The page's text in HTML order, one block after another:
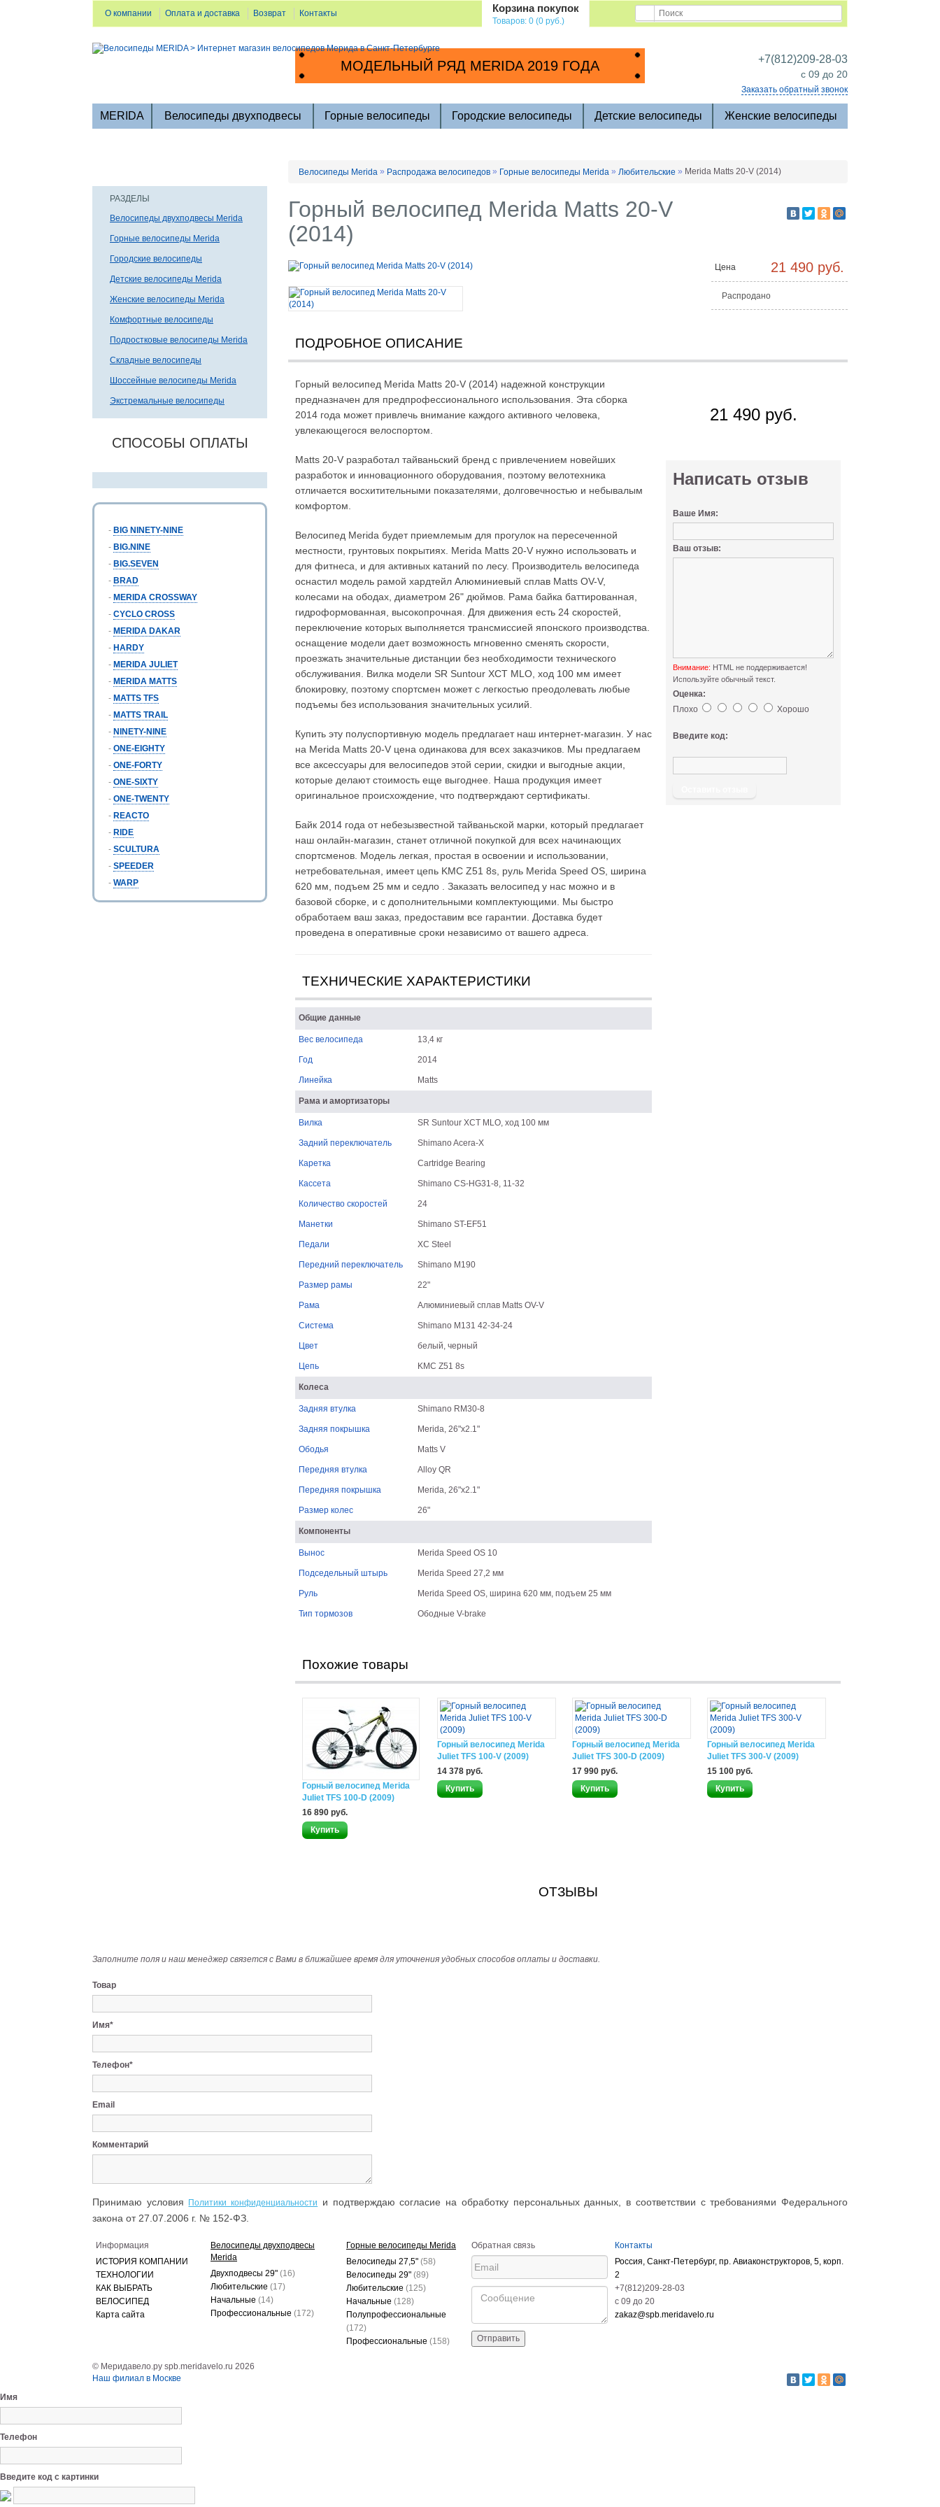
О компании Оплата и доставка Возврат Контакты
МОДЕЛЬНЫЙ РЯД MERIDA 2019 ГОДА
Корзина покупок
Товаров: 0 (0 руб.)
+7(812)209-28-03
c 09 до 20
Заказать обратный звонок
MERIDA Велосипеды двухподвесы Горные велосипеды Городские велосипеды Детские велосипеды Женские велосипеды
РАЗДЕЛЫ
Велосипеды двухподвесы Merida
Горные велосипеды Merida
Городские велосипеды
Детские велосипеды Merida
Женские велосипеды Merida
Комфортные велосипеды
Подростковые велосипеды Merida
Складные велосипеды
Шоссейные велосипеды Merida
Экстремальные велосипеды
СПОСОБЫ ОПЛАТЫ
- BIG NINETY-NINE
- BIG.NINE
- BIG.SEVEN
- BRAD
- MERIDA CROSSWAY
- CYCLO CROSS
- MERIDA DAKAR
- HARDY
- MERIDA JULIET
- MERIDA MATTS
- MATTS TFS
- MATTS TRAIL
- NINETY-NINE
- ONE-EIGHTY
- ONE-FORTY
- ONE-SIXTY
- ONE-TWENTY
- REACTO
- RIDE
- SCULTURA
- SPEEDER
- WARP
Велосипеды Merida » Распродажа велосипедов » Горные велосипеды Merida » Любительские » Merida Matts 20-V (2014)
Горный велосипед Merida Matts 20-V
(2014)
Цена 21 490 руб.
Распродано
ПОДРОБНОЕ ОПИСАНИЕ
Горный велосипед Merida Matts 20-V (2014) надежной конструкции
предназначен для предпрофессионального использования. Эта сборка
2014 года может привлечь внимание каждого активного человека,
увлекающегося велоспортом.
Matts 20-V разработал тайваньский бренд с привлечением новейших
разработок и инновационного оборудования, поэтому велотехника
отличается восхитительными показателями, долговечностью и небывалым
комфортом.
Велосипед Merida будет приемлемым для прогулок на пересеченной
местности, грунтовых покрытиях. Merida Matts 20-V нужно использовать и
для фитнеса, и для активных катаний по лесу. Производитель велосипеда
оснастил модель рамой хардтейл Алюминиевый сплав Matts OV-V,
колесами на ободах, диаметром 26" дюймов. Рама байка баттированная,
гидроформованная, высокопрочная. Для движения есть 24 скоростей,
переключение которых выполняется трансмиссией японского производства.
оснащение модели дает возможность мгновенно сменять скорости,
проезжать значительные дистанции без необходимости технического
обслуживания. Вилка модели SR Suntour XCT MLO, ход 100 мм имеет
блокировку, поэтому спортсмен может с легкостью преодолевать любые
подъемы без использования значительных усилий.
Купить эту полуспортивную модель предлагает наш интернет-магазин. У нас
на Merida Matts 20-V цена одинакова для всех заказчиков. Мы предлагаем
все аксессуары для велосипедов этой серии, скидки и выгодные акции,
которые делают стоимость еще выгоднее. Наша продукция имеет
оригинальное происхождение, что подтверждают сертификаты.
Байк 2014 года от небезызвестной тайваньской марки, который предлагает
наш онлайн-магазин, станет отличной покупкой для всех начинающих
спортсменов. Модель легкая, простая в освоении и использовании,
нетребовательная, имеет цепь KMC Z51 8s, руль Merida Speed OS, ширина
620 мм, подъем 25 мм и седло . Заказать велосипед у нас можно и в
базовой сборке, и с дополнительными комплектующими. Мы быстро
обработаем ваш заказ, предоставим все гарантии. Доставка будет
проведена в оперативные сроки независимо от вашего адреса.
ТЕХНИЧЕСКИЕ ХАРАКТЕРИСТИКИ
Общие данные
Вес велосипеда 13,4 кг
Год 2014
Линейка Matts
Рама и амортизаторы
Вилка SR Suntour XCT MLO, ход 100 мм
Задний переключатель Shimano Acera-X
Каретка Cartridge Bearing
Кассета Shimano CS-HG31-8, 11-32
Количество скоростей 24
Манетки Shimano ST-EF51
Педали XC Steel
Передний переключатель Shimano M190
Размер рамы 22"
Рама Алюминиевый сплав Matts OV-V
Система Shimano M131 42-34-24
Цвет белый, черный
Цепь KMC Z51 8s
Колеса
Задняя втулка Shimano RM30-8
Задняя покрышка Merida, 26"x2.1"
Ободья Matts V
Передняя втулка Alloy QR
Передняя покрышка Merida, 26"x2.1"
Размер колес 26"
Компоненты
Вынос Merida Speed OS 10
Подседельный штырь Merida Speed 27,2 мм
Руль Merida Speed OS, ширина 620 мм, подъем 25 мм
Тип тормозов Ободные V-brake
21 490 руб.
Написать отзыв
Ваше Имя:
Ваш отзыв:
Внимание: HTML не поддерживается!
Используйте обычный текст.
Оценка:
Плохо
Хорошо
Введите код:
Похожие товары
Горный велосипед Merida
Juliet TFS 100-D (2009)
16 890 руб.
Горный велосипед Merida
Juliet TFS 100-V (2009)
14 378 руб.
Горный велосипед Merida
Juliet TFS 300-D (2009)
17 990 руб.
Горный велосипед Merida
Juliet TFS 300-V (2009)
15 100 руб.
ОТЗЫВЫ
Заполните поля и наш менеджер связется с Вами в ближайшее время для уточнения удобных способов оплаты и доставки.
Товар
Имя*
Телефон*
Email
Комментарий
Принимаю условия Политики конфиденциальности
и подтверждаю согласие на обработку персональных данных, в соответствии с требованиями Федерального
закона от 27.07.2006 г. № 152-ФЗ.
Информация
ИСТОРИЯ КОМПАНИИ
ТЕХНОЛОГИИ
КАК ВЫБРАТЬ
ВЕЛОСИПЕД
Карта сайта
Велосипеды двухподвесы
Merida
Двухподвесы 29" (16)
Любительские (17)
Начальные (14)
Профессиональные (172)
Горные велосипеды Merida
Велосипеды 27,5" (58)
Велосипеды 29" (89)
Любительские (125)
Начальные (128)
Полупрофессиональные
(172)
Профессиональные (158)
Обратная связь
Отправить
Контакты
Россия, Санкт-Петербург, пр. Авиаконструкторов, 5, корп.
2
+7(812)209-28-03
c 09 до 20
zakaz@spb.meridavelo.ru
© Меридавело.ру spb.meridavelo.ru 2026
Наш филиал в Москве
Имя
Телефон
Введите код с картинки